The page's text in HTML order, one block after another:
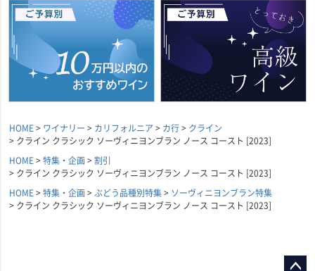
HOME ワイナリー カリフォルニア カ行
クライン
クライン クラシック ソーヴィニヨンブラン ノース コースト [2023]
HOME
特集・企画
割引
クライン クラシック ソーヴィニヨンブラン ノース コースト [2023]
HOME
特集・企画 ぶどう品種別特集
ソーヴィニヨンブラン特集
クライン クラシック ソーヴィニヨンブラン ノース コースト [2023]